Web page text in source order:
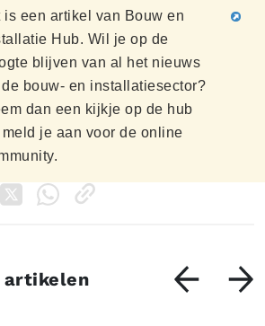
is een artikel van Bouw en
Hub. Wil je op de
blijven van al het nieuws
bouw- en installatiesector?
dan een kijkje op de hub
je aan voor de online
artikelen